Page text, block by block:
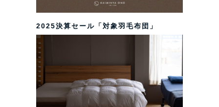
2025決算セール「対象羽毛布団」